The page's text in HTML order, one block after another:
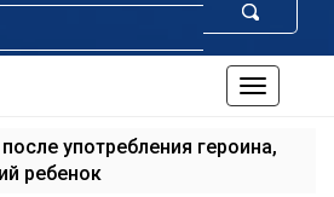
по
употребления героина,
ребенок